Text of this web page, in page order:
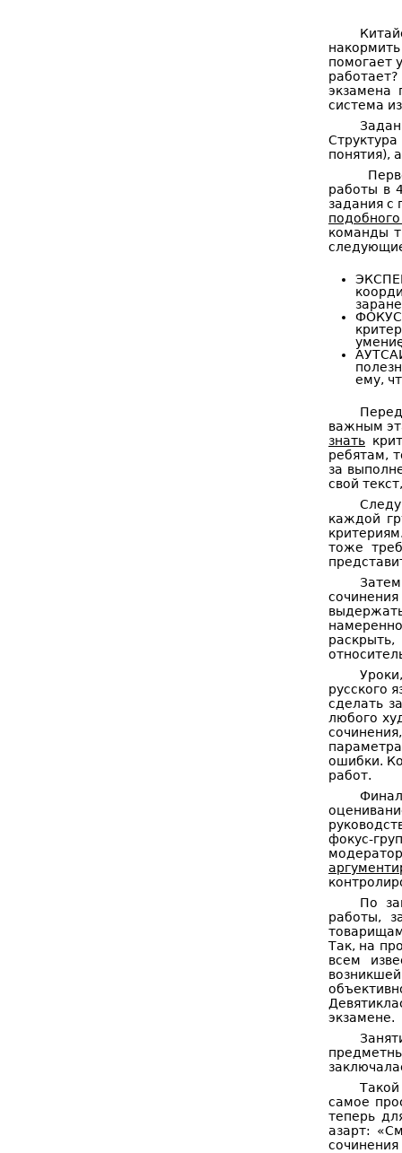
помогает
экзамена
система
понятия),
работы в
задания
команды
ему,
важным
знать
ребятам,
за
свой
каждой
тоже
русского
сделать
любого
ошибки.
работ.
фокус-
По
работы,
Так, на
всем
экзамене.
самое
теперь
азарт: